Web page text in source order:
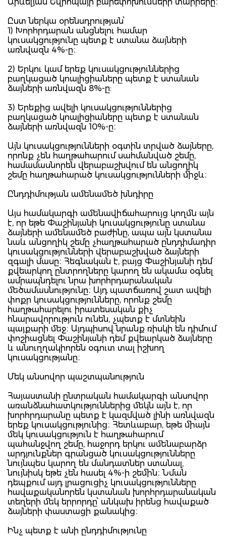
Ըստ ներկա օրենսդրության՝
1) Խորհրդարան անցնելու համար
կուսակցությունը պետք է ստանա ձայների
առնվազն 4%-ը։
2) Երկու կամ երեք կուսակցություններից
բաղկացած կոալիցիաները պետք է ստանան
ձայների առնվազն 8%-ը:
3) Երեքից ավելի կուսակցություններից
բաղկացած կոալիցիաները պետք է ստանան
ձայների առնվազն 10%-ը։
Այն կուսակցությունների օգտին տրված ձայները,
որոնք չեն հաղթահարում սահմանված շեմը,
համամասնորեն վերաբաշխվում են անցողիկ
շեմը հաղթահարած կուսակցությունների միջև։
Ընդդիմության ամենամեծ խնդիրը
Այս համակարգի ամենավիճահարույց կողմն այն
է, որ եթե Փաշինյանի կուսակցությունը ստանա
ձայների ամենամեծ բաժինը, ապա այն կստանա
նաև անցողիկ շեմը չհաղթահարած ընդդիմադիր
կուսակցությունների վերաբաշխված ձայների
զգալի մասը։ Հեգնական է, բայց Փաշինյանի դեմ
քվեարկող ընտրողները կարող են ակամա օգնել
ամրապնդելու նրա խորհրդարանական
մեծամասնությունը։ Այդ պատճառով շատ ավելի
փոքր կուսակցությունները, որոնք շեմը
հաղթահարելու իրատեսական քիչ
հնարավորություն ունեն, չպետք է մտնեին
պայքարի մեջ։ Այդպիսով նրանք ռիսկի են դիմում
փոշիացնել Փաշինյանի դեմ քվեարկած ձայները
և անուղղակիորեն օգուտ տալ իշխող
կուսակցությանը։
Մեկ անսովոր պաշտպանություն
Հայաստանի ընտրական համակարգի անսովոր
առանձնահատկություններից մեկն այն է, որ
խորհրդարանը պետք է կազմված լինի առնվազն
երեք կուսակցությունից։ Հետևաբար, եթե միայն
մեկ կուսակցություն է հաղթահարում
պահանջվող շեմը, հաջորդ երկու ամենաբարձր
արդյունքներ գրանցած կուսակցությունները
նույնպես կարող են մանդատներ ստանալ,
նույնիսկ եթե չեն հասել 4%-ի շեմին։ Նման
դեպքում այդ լրացուցիչ կուսակցությունները
հավաքականորեն կստանան խորհրդարանական
տեղերի մեկ երրորդը՝ անկախ իրենց հավաքած
ձայների փաստացի քանակից։
Ինչ պետք է անի ընդդիմությունը